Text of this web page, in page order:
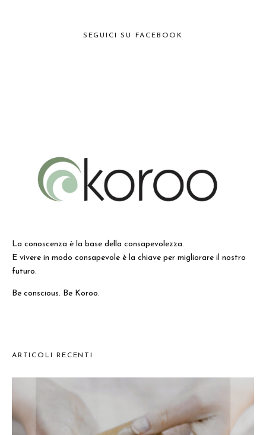
SEGUICI SU FACEBOOK
La conoscenza è la base della consapevolezza.
E vivere in modo consapevole è la chiave per migliorare il nostro
futuro.
Be conscious. Be Koroo.
ARTICOLI RECENTI